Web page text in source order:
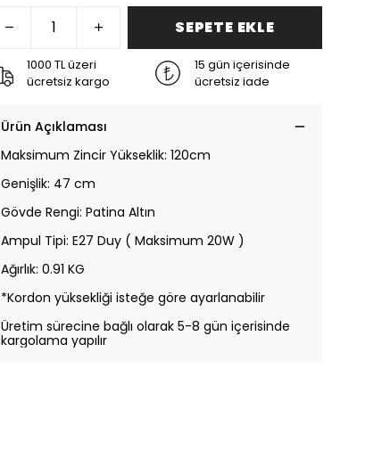
SEPETE EKLE
1000 TL üzeri
ücretsiz kargo
15 gün içerisinde
ücretsiz iade
Ürün Açıklaması
Maksimum Zincir Yükseklik: 120cm
Genişlik: 47 cm
Gövde Rengi: Patina Altın
Ampul Tipi: E27 Duy ( Maksimum 20W )
Ağırlık: 0.91 KG
*Kordon yüksekliği isteğe göre ayarlanabilir
Üretim sürecine bağlı olarak 5-8 gün içerisinde
kargolama yapılır